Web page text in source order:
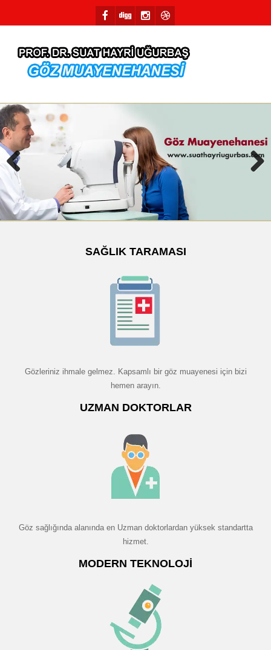
Previous
SAĞLIK TARAMASI
Gözleriniz ihmale gelmez. Kapsamlı bir göz muayenesi için bizi
hemen arayın.
UZMAN DOKTORLAR
Göz sağlığında alanında en Uzman doktorlardan yüksek standartta
hizmet.
MODERN TEKNOLOJI